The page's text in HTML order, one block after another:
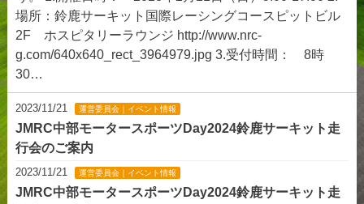
場所：鈴鹿サーキット国際レーシングコースピットビル
2F ホスピタリーラウンジ http://www.nrc-
g.com/640x640_rect_3964979.jpg 3.受付時間： 8時
30…
2023/11/21 運営委員会｜イベント情報
JMRC中部モータースポーツDay2024鈴鹿サーキット走
行会のご案内
2023/11/21 運営委員会｜イベント情報
JMRC中部モータースポーツDay2024鈴鹿サーキット走